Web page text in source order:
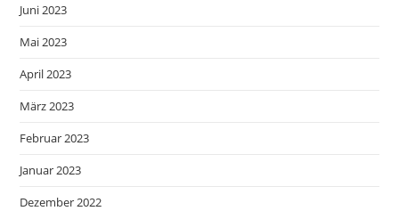
Juni 2023
Mai 2023
April 2023
März 2023
Februar 2023
Januar 2023
Dezember 2022